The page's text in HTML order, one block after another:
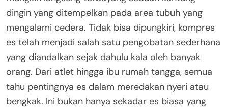
dingin yang ditempelkan pada area tubuh yang
mengalami cedera. Tidak bisa dipungkiri, kompres
es telah menjadi salah satu pengobatan sederhana
yang diandalkan sejak dahulu kala oleh banyak
orang. Dari atlet hingga ibu rumah tangga, semua
tahu pentingnya es dalam meredakan nyeri atau
bengkak. Ini bukan hanya sekadar es biasa yang